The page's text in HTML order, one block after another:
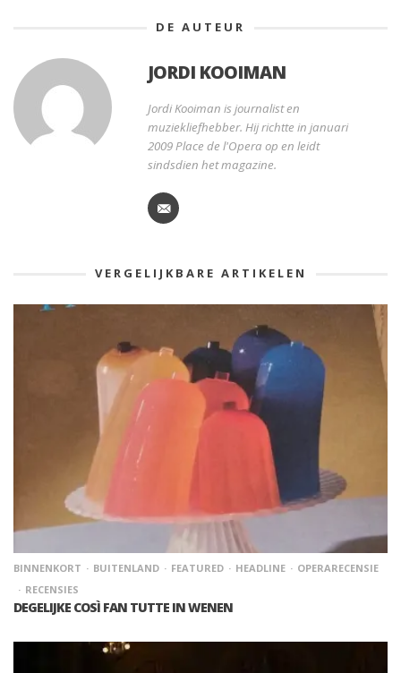
DE AUTEUR
JORDI KOOIMAN
Jordi Kooiman is journalist en
muziekliefhebber. Hij richtte in januari
2009 Place de l'Opera op en leidt
sindsdien het magazine.
VERGELIJKBARE ARTIKELEN
BINNENKORT BUITENLAND FEATURED HEADLINE
OPERARECENSIE
RECENSIES
DEGELIJKE COSÌ FAN TUTTE IN WENEN